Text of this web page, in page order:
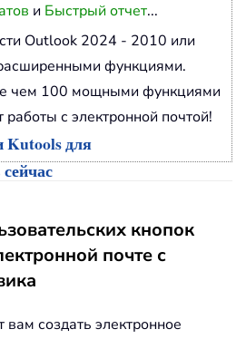
и Быстрый отчет...
Outlook 2024 - 2010 или
функциями.
чем 100 мощными функциями
с электронной почтой!
Kutools для
кнопок
почте с
создать электронное